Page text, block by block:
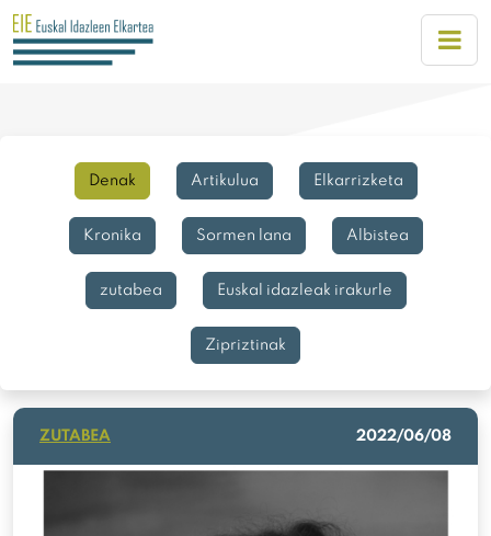
Denak Artikulua Elkarrizketa
Kronika Sormen lana Albistea
zutabea Euskal idazleak irakurle
Zipriztinak
ZUTABEA 2022/06/08